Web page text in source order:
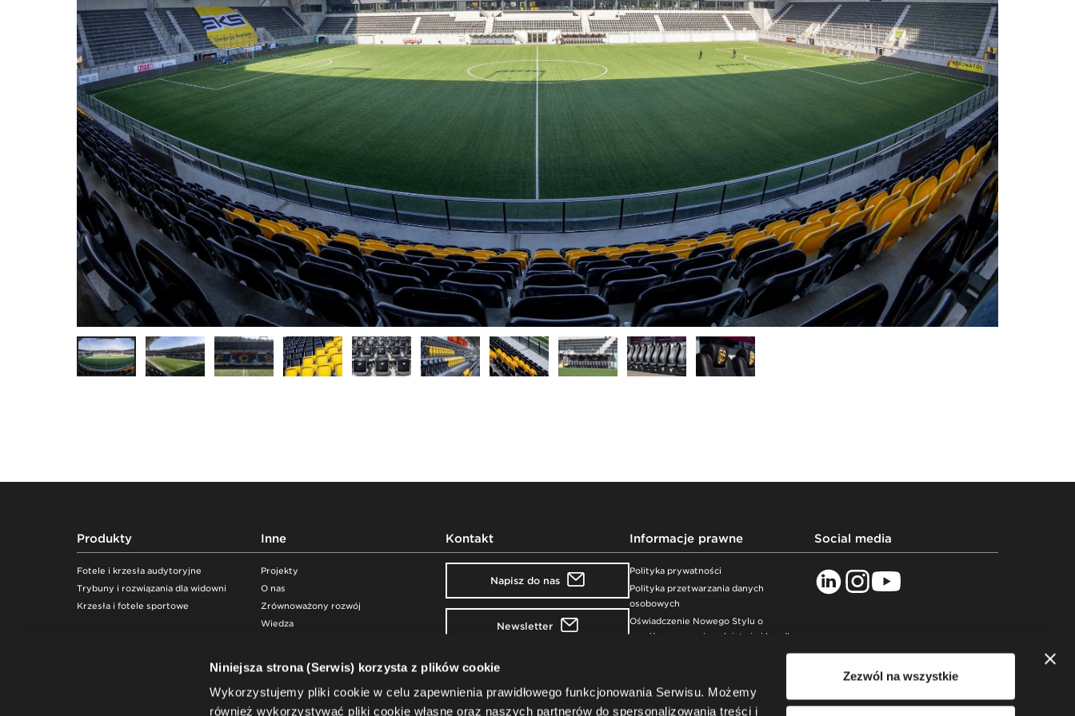
Niniejsza strona (Serwis) korzysta z plików cookie
Wykorzystujemy pliki cookie w celu zapewnienia prawidłowego funkcjonowania Serwisu. Możemy
również wykorzystywać pliki cookie własne oraz naszych partnerów do spersonalizowania treści i
Zezwól na wszystkie
Produkty
Fotele i krzesła audytoryjne
Trybuny i rozwiązania dla widowni
Krzesła i fotele sportowe
Inne
Projekty
O nas
Zrównoważony rozwój
Wiedza
Kontakt
Napisz do nas
Newsletter
Nowy Styl sp. z o.o.
38-400 Krosno, Poland
+48 13 43 76 100
Informacje prawne
Polityka prywatności
Polityka przetwarzania danych
osobowych
Oświadczenie Nowego Stylu o
współczesnym niewolnictwie i handlu
Bezpieczeństwo produktów
Social media